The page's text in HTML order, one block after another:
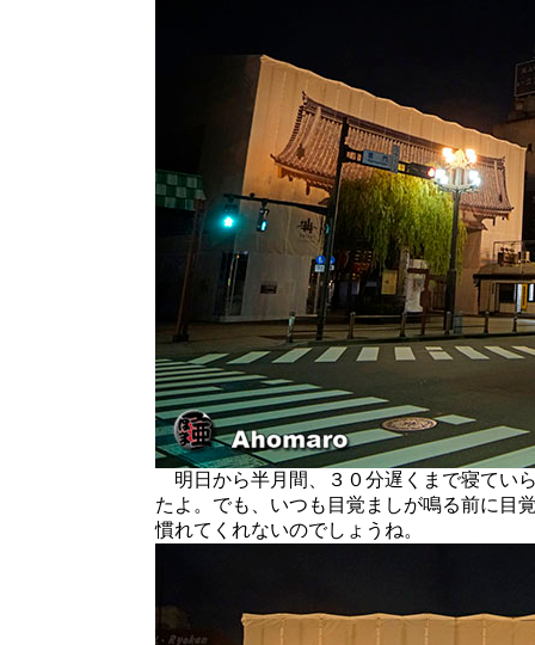
明日から半月間、３０分遅くまで寝てい
たよ。でも、いつも目覚ましが鳴る前に目
慣れてくれないのでしょうね。